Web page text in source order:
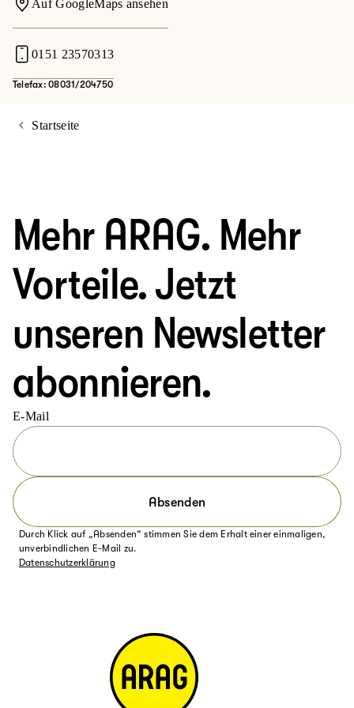
Auf GoogleMaps ansehen
0151 23570313
Telefax: 08031/204750
Startseite
Mehr ARAG. Mehr
Vorteile. Jetzt
unseren Newsletter
abonnieren.
E-Mail
Absenden
Durch Klick auf „Absenden“ stimmen Sie dem Erhalt einer einmaligen,
unverbindlichen E-Mail zu.
Datenschutzerklärung